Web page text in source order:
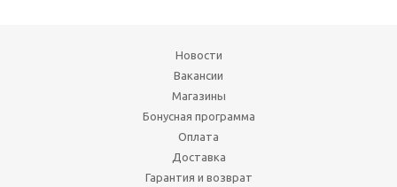
Новости
Вакансии
Магазины
Бонусная программа
Оплата
Доставка
Гарантия и возврат